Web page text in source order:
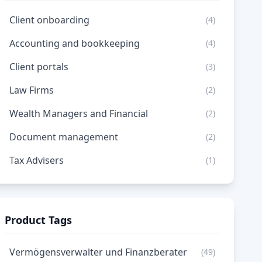
Client onboarding (4)
Accounting and bookkeeping (4)
Client portals (3)
Law Firms (2)
Wealth Managers and Financial (2)
Document management (2)
Tax Advisers (1)
Product Tags
Vermögensverwalter und Finanzberater (49)